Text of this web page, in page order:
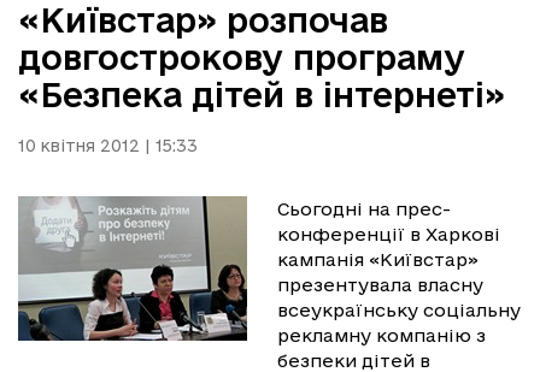
«Київстар» розпочав
довгострокову програму
«Безпека дітей в інтернеті»
10 квітня 2012 | 15:33
Сьогодні на прес-
конференції в Харкові
кампанія «Київстар»
презентувала власну
всеукраїнську соціальну
рекламну компанію з
безпеки дітей в